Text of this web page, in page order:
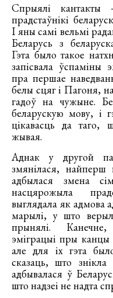
Спрыялі
прадстаўнікі
І яны самі вельмі
Беларусь з
Гэта было такое
запісвала ўспаміны
пра першае
белы сцяг і Пагоня,
гадоў на чужыне.
беларускую мову, і
цікавасць да таго,
жывая.
Аднак у другой
змянілася,
адбылася змена
насцярожыла
выглядала як адмова
марылі, у што
прынялі. Канечне,
эміграцыі пры канцы
але для іх гэта
сказаць, што
адбывалася ў
што надзеі не надта